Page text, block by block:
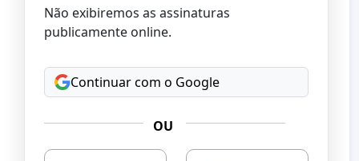
Não exibiremos as assinaturas
publicamente online.
Continuar com o Google
OU